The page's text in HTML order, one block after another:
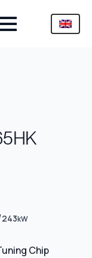
243kW
Chip